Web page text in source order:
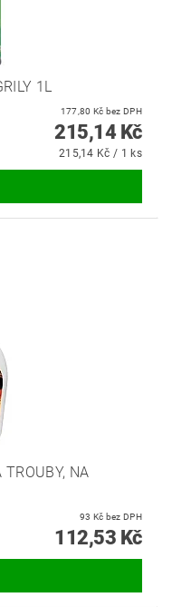
1L
177,80 Kč bez DPH
215,14 Kč
215,14 Kč / 1 ks
NA
93 Kč bez DPH
112,53 Kč